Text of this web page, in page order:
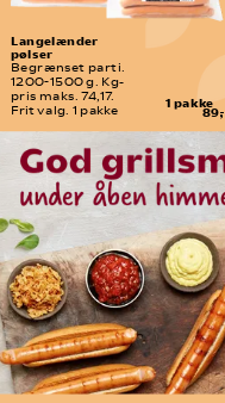
1 pakke
89,-
Langelænder
pølser
Begrænset parti.
1200-1500 g. Kg-
pris maks. 74,17.
Frit valg. 1 pakke